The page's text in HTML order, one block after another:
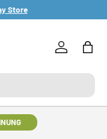
Store
Einloggen